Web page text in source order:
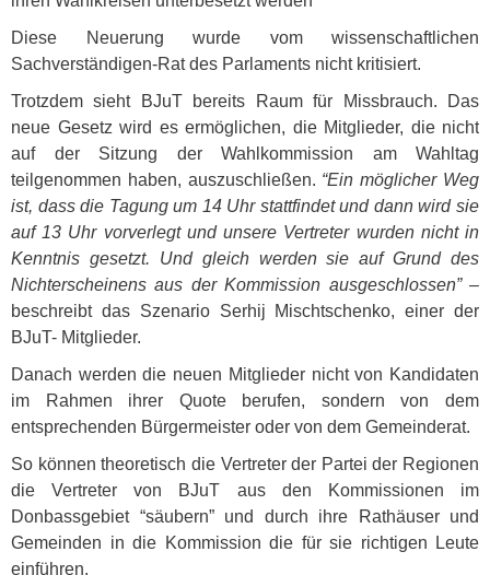
Diese Neuerung wurde vom wissenschaftlichen
Sachverständigen-Rat des Parlaments nicht kritisiert.
Trotzdem sieht BJuT bereits Raum für Missbrauch. Das
neue Gesetz wird es ermöglichen, die Mitglieder, die nicht
auf der Sitzung der Wahlkommission am Wahltag
teilgenommen haben, auszuschließen. “Ein möglicher Weg
ist, dass die Tagung um 14 Uhr stattfindet und dann wird sie
auf 13 Uhr vorverlegt und unsere Vertreter wurden nicht in
Kenntnis gesetzt. Und gleich werden sie auf Grund des
Nichterscheinens aus der Kommission ausgeschlossen”–
beschreibt das Szenario Serhij Mischtschenko, einer der
BJuT- Mitglieder.
Danach werden die neuen Mitglieder nicht von Kandidaten
im Rahmen ihrer Quote berufen, sondern von dem
entsprechenden Bürgermeister oder von dem Gemeinderat.
So können theoretisch die Vertreter der Partei der Regionen
die Vertreter von BJuT aus den Kommissionen im
Donbassgebiet “säubern” und durch ihre Rathäuser und
Gemeinden in die Kommission die für sie richtigen Leute
einführen.